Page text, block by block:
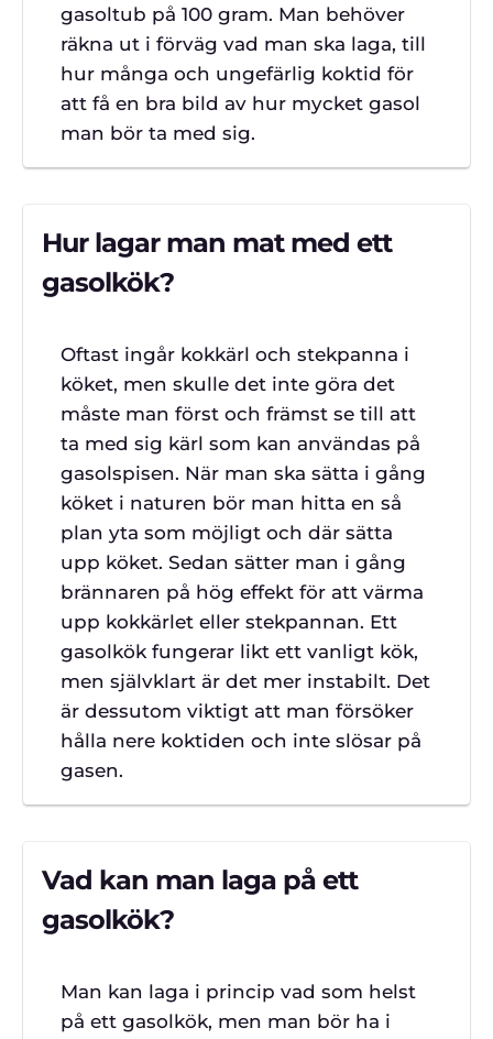
gasoltub på 100 gram. Man behöver
räkna ut i förväg vad man ska laga, till
hur många och ungefärlig koktid för
att få en bra bild av hur mycket gasol
man bör ta med sig.
Hur lagar man mat med ett
gasolkök?
Oftast ingår kokkärl och stekpanna i
köket, men skulle det inte göra det
måste man först och främst se till att
ta med sig kärl som kan användas på
gasolspisen. När man ska sätta i gång
köket i naturen bör man hitta en så
plan yta som möjligt och där sätta
upp köket. Sedan sätter man i gång
brännaren på hög effekt för att värma
upp kokkärlet eller stekpannan. Ett
gasolkök fungerar likt ett vanligt kök,
men självklart är det mer instabilt. Det
är dessutom viktigt att man försöker
hålla nere koktiden och inte slösar på
gasen.
Vad kan man laga på ett
gasolkök?
Man kan laga i princip vad som helst
på ett gasolkök, men man bör ha i